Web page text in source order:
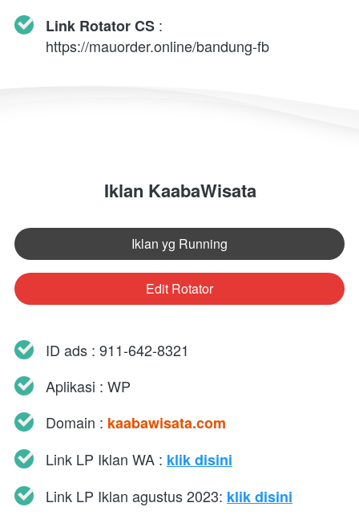
Link Rotator CS
https://mauorder.online/bandung-fb
Iklan KaabaWisata
`Iklan yg Running
`Edit Rotator
ID ads : 911-642-8321
Aplikasi : WP
Domain : kaabawisata.com
Link LP Iklan WA : klik disini
Link LP Iklan agustus 2023: klik disini